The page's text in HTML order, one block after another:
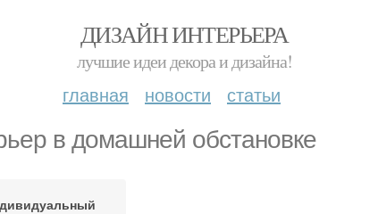
ДИЗАЙН ИНТЕРЬЕРА
лучшие идеи декора и дизайна!
главная новости статьи
в домашней обстановке